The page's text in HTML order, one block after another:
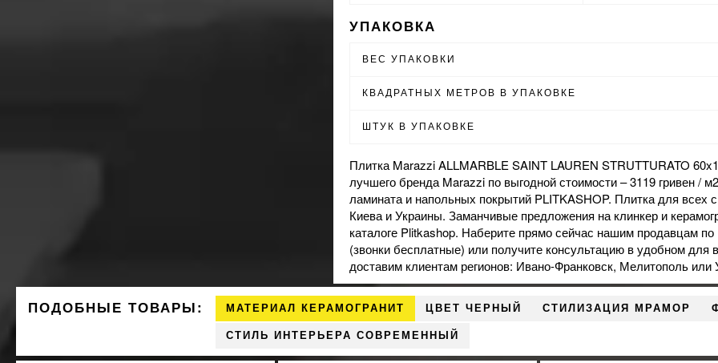
УПАКОВКА
ВЕС УПАКОВКИ
КВАДРАТНЫХ МЕТРОВ В УПАКОВКЕ
ШТУК В УПАКОВКЕ
Плитка Marazzi ALLMARBLE SAINT LAUREN STRUTTURATO
лучшего бренда Marazzi по выгодной стоимости – 3119 гривен /
ламината и напольных покрытий PLITKASHOP. Плитка для всех
Киева и Украины. Заманчивые предложения на клинкер и
каталоге Plitkashop. Наберите прямо сейчас нашим продавцам
(звонки бесплатные) или получите консультацию в удобном
доставим клиентам регионов: Ивано-Франковск, Мелитополь или
ПОДОБНЫЕ ТОВАРЫ: МАТЕРИАЛ КЕРАМОГРАНИТ ЦВЕТ ЧЕРНЫЙ СТИЛИЗАЦИЯ МРАМОР
СТИЛЬ ИНТЕРЬЕРА СОВРЕМЕННЫЙ